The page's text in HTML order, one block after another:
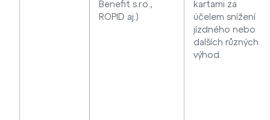
Benefit s.r.o.,
ROPID aj.)
kartami za
účelem snížení
jízdného nebo
dalších různých
výhod.